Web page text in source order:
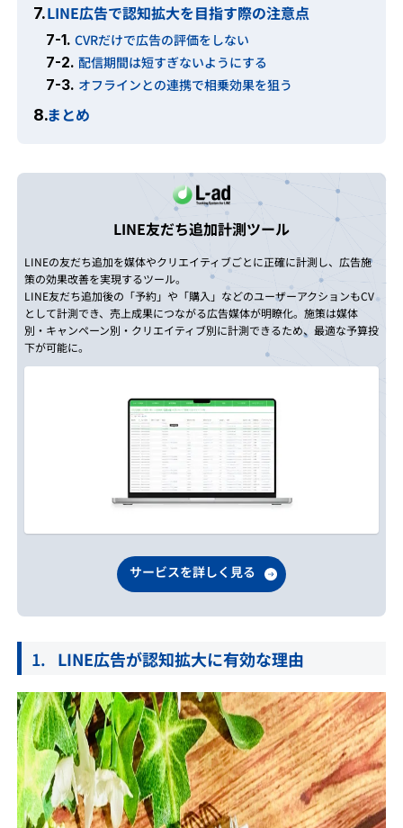
7.LINE広告で認知拡大を目指す際の注意点
7-1. CVRだけで広告の評価をしない
7-2. 配信期間は短すぎないようにする
7-3. オフラインとの連携で相乗効果を狙う
8.まとめ
LINE友だち追加計測ツール
LINEの友だち追加を媒体やクリエイティブごとに正確に計測し、広告施
策の効果改善を実現するツール。
LINE友だち追加後の「予約」や「購入」などのユーザーアクションもCV
として計測でき、売上成果につながる広告媒体が明瞭化。施策は媒体
別・キャンペーン別・クリエイティブ別に計測できるため、最適な予算投
下が可能に。
サービスを詳しく見る
LINE広告が認知拡大に有効な理由